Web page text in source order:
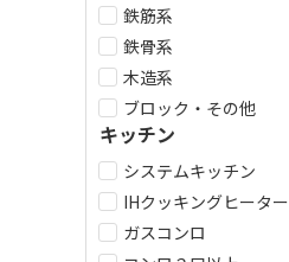
鉄筋系
鉄骨系
木造系
ブロック・その他
キッチン
システムキッチン
IHクッキングヒーター
ガスコンロ